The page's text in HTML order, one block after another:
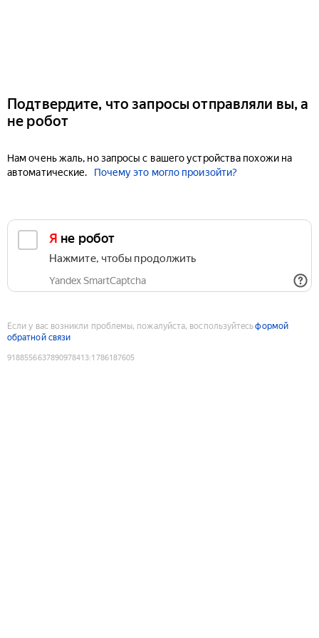
Подтвердите, что запросы отправляли вы, а
не робот
Нам очень жаль, но запросы с вашего устройства похожи на
автоматические.
Почему это могло произойти?
Я не робот
Нажмите, чтобы продолжить
Yandex SmartCaptcha
Если у вас возникли проблемы, пожалуйста, воспользуйтесьформой
обратной связи
9188556637890978413:1786187605